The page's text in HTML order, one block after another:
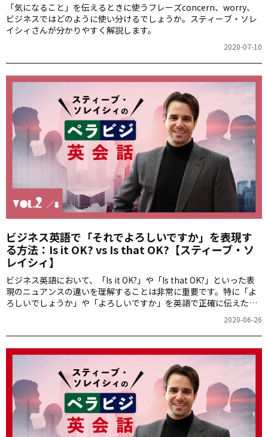
「気になること」を伝えるときに使うフレーズconcern、worry、
ビジネスではどのように使い分けるでしょうか。スティーブ・ソレ
イシィさんが分かりやすく解説します。
2020-07-10
ビジネス英語で「それでよろしいですか」を表現す
る方法：Is it OK? vs Is that OK?【スティーブ・ソ
レイシィ】
ビジネス英語において、「Is it OK?」や「Is that OK?」といった表
現のニュアンスの違いを理解することは非常に重要です。特に「よ
ろしいでしょうか」や「よろしいですか」を英語で正確に伝えたい
100』から、これらの表現を含むビジネス英語の正確な使い方を紹
介します。正確なフレーズの選び方で、相手に適切にメッセージを
伝える方法を学びましょう。
2020-06-26